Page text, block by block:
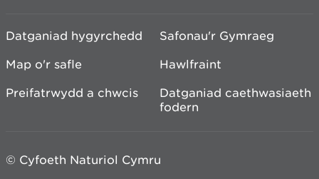
Datganiad hygyrchedd
Safonau'r Gymraeg
Map o'r safle
Hawlfraint
Preifatrwydd a chwcis
Datganiad caethwasiaeth
fodern
© Cyfoeth Naturiol Cymru